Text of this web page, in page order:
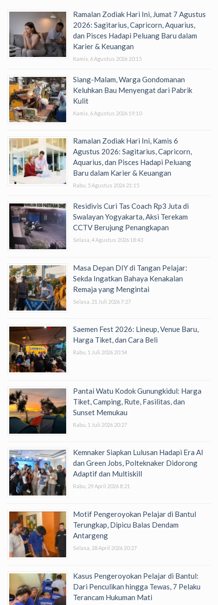
Ramalan Zodiak Hari Ini, Jumat 7 Agustus
2026: Sagitarius, Capricorn, Aquarius,
dan Pisces Hadapi Peluang Baru dalam
Karier & Keuangan
Kamis, 6 Agustus 2026 20:15
Siang-Malam, Warga Gondomanan
Keluhkan Bau Menyengat dari Pabrik
Kulit
Kamis, 6 Agustus 2026 19:10
Ramalan Zodiak Hari Ini, Kamis 6
Agustus 2026: Sagitarius, Capricorn,
Aquarius, dan Pisces Hadapi Peluang
Baru dalam Karier & Keuangan
Rabu, 5 Agustus 2026 21:15
Residivis Curi Tas Coach Rp3 Juta di
Swalayan Yogyakarta, Aksi Terekam
CCTV Berujung Penangkapan
Selasa, 4 Agustus 2026 18:43
Masa Depan DIY di Tangan Pelajar:
Sekda Ingatkan Bahaya Kenakalan
Remaja yang Mengintai
Selasa, 21 Juli 2026 7:27
Saemen Fest 2026: Lineup, Venue Baru,
Harga Tiket, dan Cara Beli
Rabu, 1 Juli 2026 20:54
Pantai Watu Kodok Gunungkidul: Harga
Tiket, Camping, Rute, Fasilitas, dan
Sunset Memukau
Rabu, 1 Juli 2026 20:27
Kemnaker Siapkan Lulusan Hadapi Era AI
dan Green Jobs, Polteknaker Didorong
Adaptif dan Multiskill
Rabu, 29 April 2026 8:21
Motif Pengeroyokan Pelajar di Bantul
Terungkap, Dipicu Balas Dendam
Antargeng
Selasa, 28 April 2026 20:27
Kasus Pengeroyokan Pelajar di Bantul:
Dari Penculikan hingga Tewas, 7 Pelaku
Terancam Hukuman Mati